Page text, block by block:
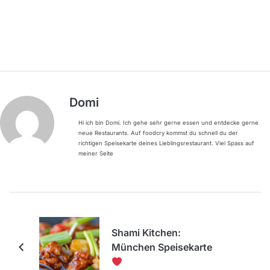
Domi
Hi ich bin Domi. Ich gehe sehr gerne essen und entdecke gerne
neue Restaurants. Auf foodcry kommst du schnell du der
richtigen Speisekarte deines Lieblingsrestaurant. Viel Spass auf
meiner Seite
Shami Kitchen:
München Speisekarte